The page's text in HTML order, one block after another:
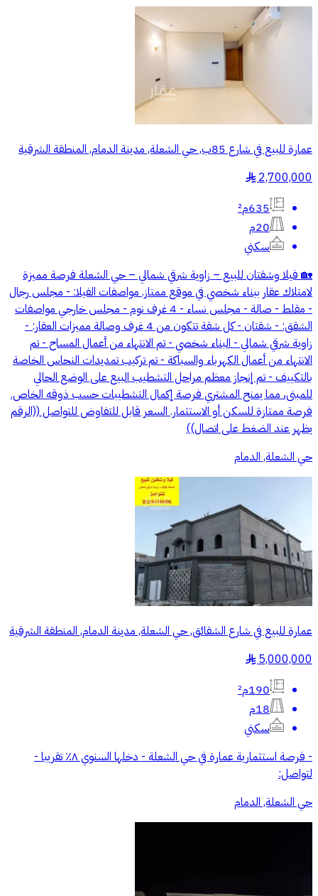
عمارة للبيع في شارع 85ب, حي الشعلة, مدينة الدمام, المنطقة الشرقية
2,700,000
§
635م²
20م
سكني
🏡 فيلا وشقتان للبيع – زاوية شرقي شمالي – حي الشعلة فرصة مميزة
لامتلاك عقار ببناء شخصي في موقع ممتاز. مواصفات الفيلا: - مجلس رجال
- مقلط - صالة - مجلس نساء - 4 غرف نوم - مجلس خارجي مواصفات
الشقق: - شقتان - كل شقة تتكون من 4 غرف وصالة مميزات العقار: -
زاوية شرقي شمالي - البناء شخصي - تم الانتهاء من أعمال المساح - تم
الانتهاء من أعمال الكهرباء والسباكة - تم تركيب تمديدات النحاس الخاصة
بالتكييف - تم إنجاز معظم مراحل التشطيب البيع على الوضع الحالي
للمبنى، مما يمنح المشتري فرصة إكمال التشطيبات حسب ذوقه الخاص.
فرصة ممتازة للسكن أو الاستثمار. السعر قابل للتفاوض للتواصل ((الرقم
يظهر عند الضغط على اتصال))
حي الشعلة, الدمام
عمارة للبيع في شارع الشقائق, حي الشعلة, مدينة الدمام, المنطقة الشرقية
5,000,000
§
190م²
18م
سكني
- فرصة استثمارية عمارة في حي الشعلة - دخلها السنوي ٨٪؜ تقريبا -
لتواصل:
حي الشعلة, الدمام